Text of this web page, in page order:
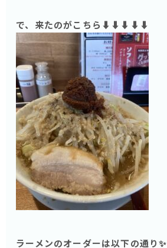
で、来たのがこちら⬇️⬇️⬇️⬇️⬇️
ラーメンのオーダーは以下の通り✨